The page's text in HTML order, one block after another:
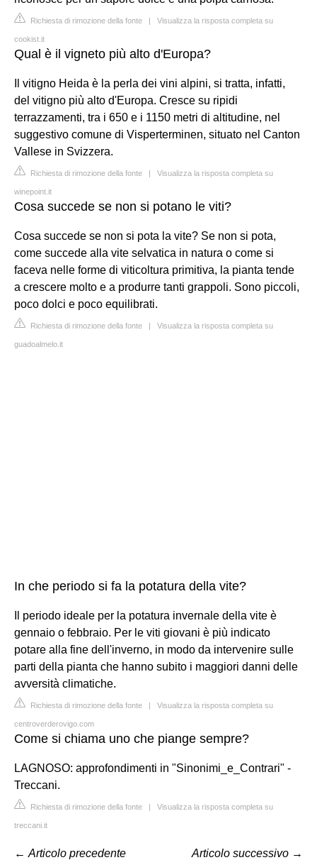
Richiesta di rimozione della fonte | Visualizza la risposta completa su
cookist.it
Qual è il vigneto più alto d'Europa?
Il vitigno Heida è la perla dei vini alpini, si tratta, infatti,
del vitigno più alto d'Europa. Cresce su ripidi
terrazzamenti, tra i 650 e i 1150 metri di altitudine, nel
suggestivo comune di Visperterminen, situato nel Canton
Vallese in Svizzera.
Richiesta di rimozione della fonte | Visualizza la risposta completa su
winepoint.it
Cosa succede se non si potano le viti?
Cosa succede se non si pota la vite? Se non si pota,
come succede alla vite selvatica in natura o come si
faceva nelle forme di viticoltura primitiva, la pianta tende
a crescere molto e a produrre tanti grappoli. Sono piccoli,
poco dolci e poco equilibrati.
Richiesta di rimozione della fonte | Visualizza la risposta completa su
guadoalmelo.it
In che periodo si fa la potatura della vite?
Il periodo ideale per la potatura invernale della vite è
gennaio o febbraio. Per le viti giovani è più indicato
potare alla fine dell'inverno, in modo da intervenire sulle
parti della pianta che hanno subito i maggiori danni delle
avversità climatiche.
Richiesta di rimozione della fonte | Visualizza la risposta completa su
centroverderovigo.com
Come si chiama uno che piange sempre?
LAGNOSO: approfondimenti in "Sinonimi_e_Contrari" -
Treccani.
Richiesta di rimozione della fonte | Visualizza la risposta completa su
treccani.it
← Articolo precedente
Articolo successivo →